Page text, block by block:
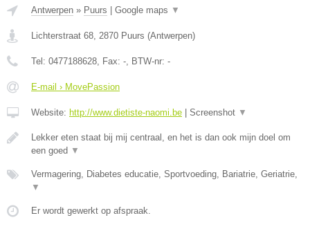
Antwerpen » Puurs Google maps ▼
Lichterstraat 68, 2870 Puurs (Antwerpen)
Tel: 0477188628, Fax: -, BTW-nr: -
E-mail › MovePassion
Website: http://www.dietiste-naomi.be Screenshot ▼
Lekker eten staat bij mij centraal, en het is dan ook mijn doel om
een goed ▼
Vermagering, Diabetes educatie, Sportvoeding, Bariatrie, Geriatrie,
▼
Er wordt gewerkt op afspraak.